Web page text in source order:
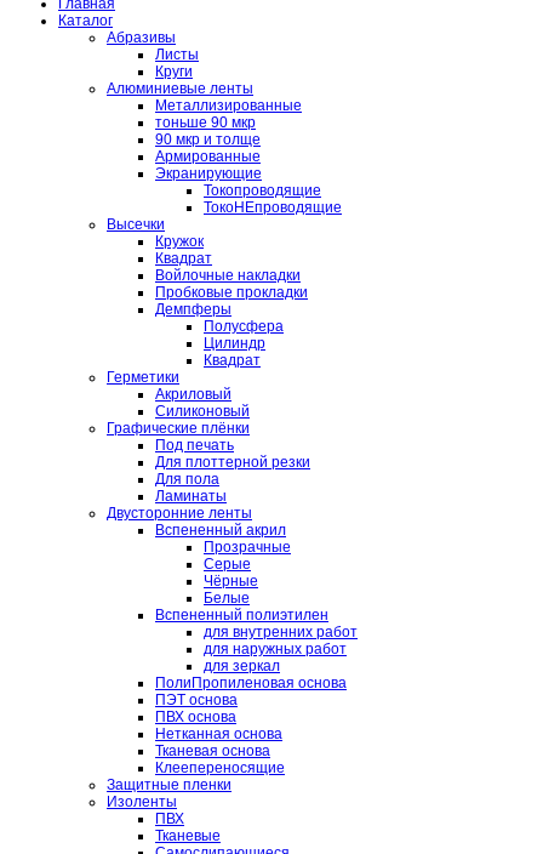
Каталог
Абразивы
Листы
Круги
Алюминиевые ленты
Металлизированные
тоньше 90 мкр
90 мкр и толще
Армированные
Экранирующие
Токопроводящие
ТокоНЕпроводящие
Высечки
Кружок
Квадрат
Войлочные накладки
Пробковые прокладки
Демпферы
Полусфера
Цилиндр
Квадрат
Герметики
Акриловый
Силиконовый
Графические плёнки
Под печать
Для плоттерной резки
Для пола
Ламинаты
Двусторонние ленты
Вспененный акрил
Прозрачные
Серые
Чёрные
Белые
Вспененный полиэтилен
для внутренних работ
для наружных работ
для зеркал
ПолиПропиленовая основа
ПЭТ основа
ПВХ основа
Нетканная основа
Тканевая основа
Клеепереносящие
Защитные пленки
Изоленты
ПВХ
Тканевые